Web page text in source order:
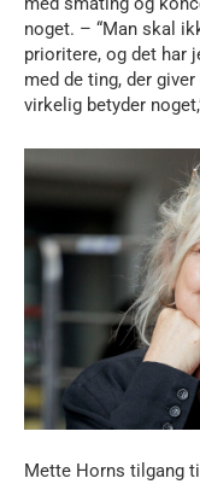
noget. – “Man skal
prioritere, og det har
med de ting, der
virkelig betyder
Mette Horns tilgang